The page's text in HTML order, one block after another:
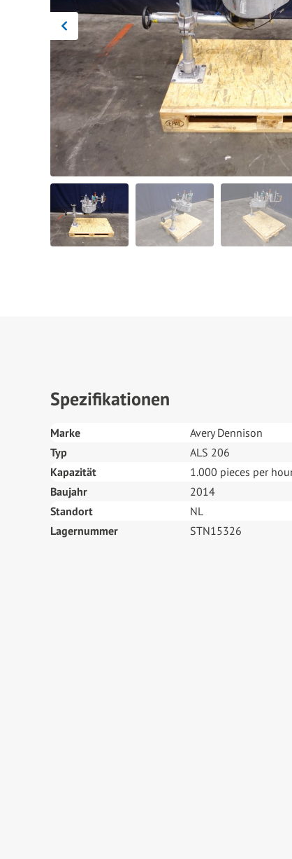
Spezifikationen
Marke
Avery Dennison
Typ
ALS 206
Kapazität
1.000 pieces per
Baujahr
2014
Standort
NL
Lagernummer
STN15326